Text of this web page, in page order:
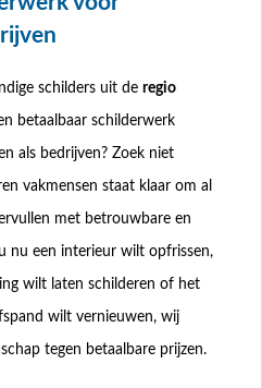
schilders uit de regio
betaalbaar schilderwerk
als bedrijven? Zoek niet
vakmensen staat klaar om al
met betrouwbare en
nu een interieur wilt opfrissen,
wilt laten schilderen of het
wilt vernieuwen, wij
tegen betaalbare prijzen.